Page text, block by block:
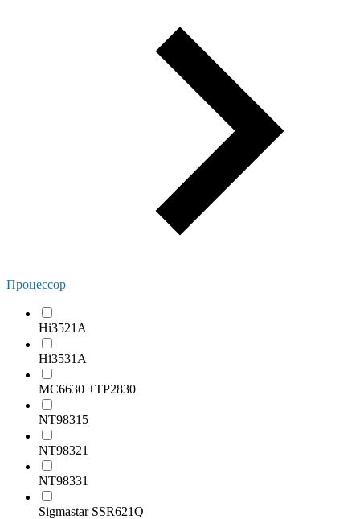
Процессор
Hi3521A
Hi3531A
MC6630 +TP2830
NT98315
NT98321
NT98331
Sigmastar SSR621Q